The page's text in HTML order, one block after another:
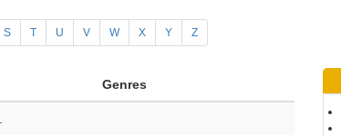
S T U V W X Y Z
Genres